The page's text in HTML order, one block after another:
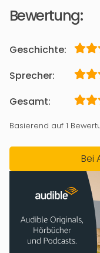
Bewertung:
Geschichte:
Sprecher:
Gesamt:
Basierend auf 1
Bei